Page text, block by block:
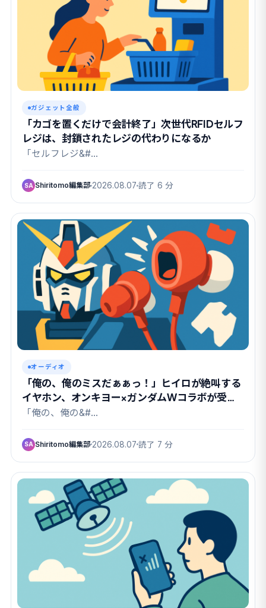
ガジェット全般
「カゴを置くだけで会計終了」次世代RFIDセルフ
レジは、封鎖されたレジの代わりになるか
「セルフレジ&#…
SA Shiritomo編集部 2026.08.07 読了 6 分
オーディオ
「俺の、俺のミスだぁぁっ！」ヒイロが絶叫する
イヤホン、オンキヨー×ガンダムWコラボが受注
開始
「俺の、俺の&#…
SA Shiritomo編集部 2026.08.07 読了 7 分